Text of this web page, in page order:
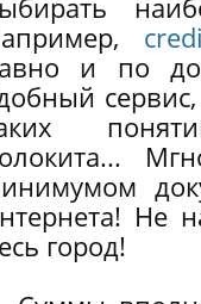
и по
Не
город!